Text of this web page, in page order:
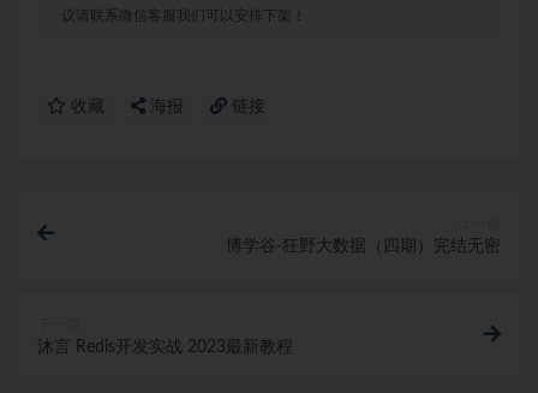
议请联系微信客服我们可以安排下架！
收藏 海报 链接
博学谷-狂野大数据（四期）完结无密
沐言 Redis开发实战 2023最新教程